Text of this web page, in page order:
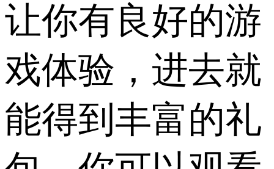
让你有良好的游
戏体验，进去就
能得到丰富的礼